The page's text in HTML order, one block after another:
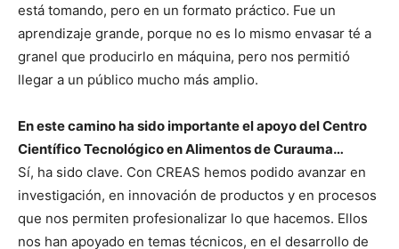
está tomando, pero en un formato práctico. Fue un
aprendizaje grande, porque no es lo mismo envasar té a
granel que producirlo en máquina, pero nos permitió
llegar a un público mucho más amplio.
En este camino ha sido importante el apoyo del Centro
Científico Tecnológico en Alimentos de Curauma…
Sí, ha sido clave. Con CREAS hemos podido avanzar en
investigación, en innovación de productos y en procesos
que nos permiten profesionalizar lo que hacemos. Ellos
nos han apoyado en temas técnicos, en el desarrollo de